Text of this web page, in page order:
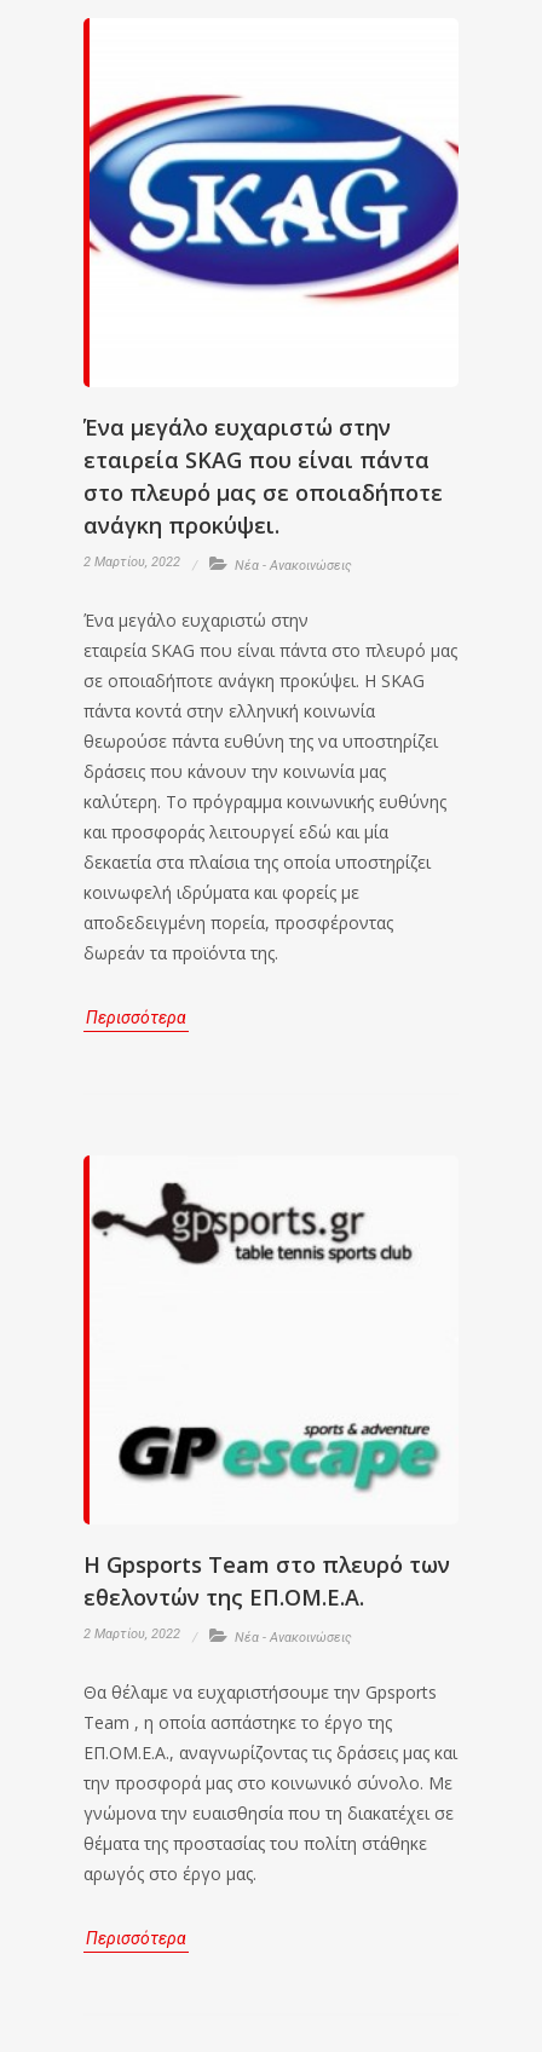
Ένα μεγάλο ευχαριστώ στην
εταιρεία SKAG που είναι πάντα
στο πλευρό μας σε οποιαδήποτε
ανάγκη προκύψει.
2 Μαρτίου, 2022 Νέα - Ανακοινώσεις
Ένα μεγάλο ευχαριστώ στην
εταιρεία SKAG που είναι πάντα στο πλευρό μας
σε οποιαδήποτε ανάγκη προκύψει. Η SKAG
πάντα κοντά στην ελληνική κοινωνία
θεωρούσε πάντα ευθύνη της να υποστηρίζει
δράσεις που κάνουν την κοινωνία μας
καλύτερη. Το πρόγραμμα κοινωνικής ευθύνης
και προσφοράς λειτουργεί εδώ και μία
δεκαετία στα πλαίσια της οποία υποστηρίζει
κοινωφελή ιδρύματα και φορείς με
αποδεδειγμένη πορεία, προσφέροντας
δωρεάν τα προϊόντα της.
Περισσότερα
Η Gpsports Team στο πλευρό των
εθελοντών της ΕΠ.ΟΜ.Ε.Α.
2 Μαρτίου, 2022 Νέα - Ανακοινώσεις
Θα θέλαμε να ευχαριστήσουμε την Gpsports
Team , η οποία ασπάστηκε το έργο της
ΕΠ.ΟΜ.Ε.Α., αναγνωρίζοντας τις δράσεις μας και
την προσφορά μας στο κοινωνικό σύνολο. Με
γνώμονα την ευαισθησία που τη διακατέχει σε
θέματα της προστασίας του πολίτη στάθηκε
αρωγός στο έργο μας.
Περισσότερα